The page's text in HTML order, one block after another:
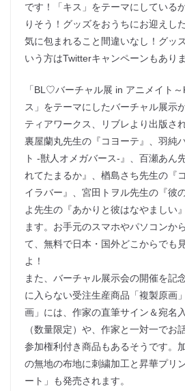
です！「キス」をテーマにしている
りそう！グッズをおうちにお迎えし
気に包まれること間違いなし！グッ
いう方はTwitterキャンペーンもあり
「BL♡バーチャル展 in アニメイト
ス」をテーマにしたバーチャル展示
ティアワークス、リブレより出版さ
裏屋蘭丸先生の『コヨーテ』、羽純
ト -獣人オメガバース-』、百瀬あん
れてたまるか』、楢島さち先生の『
イラバー』、宮田トヲル先生の『彼
よ先生の『あかりと彼はなやましい
ます。お手元のスマホやパソコンか
て、無料で日本・国外どこからでも
よ！
また、バーチャル展示会の開催を記
に入らない受注生産商品「複製原画
画」には、作家の直筆サイン＆宛名
（数量限定）や、作家と一対一でお
参加権利付き商品もあるそうです。
の無地の布地に刺繍加工と昇華プリ
ート」も発売されます。